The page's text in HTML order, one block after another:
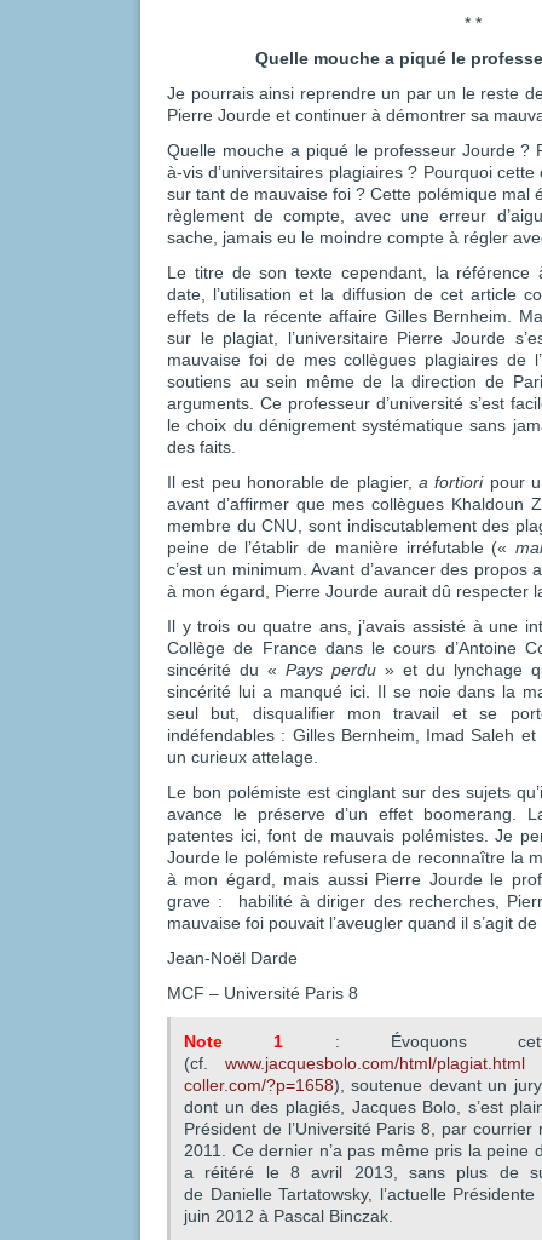
* *
Quelle mouche a piqué le
Je pourrais ainsi reprendre un par un le reste
Pierre Jourde et continuer à démontrer sa
Quelle mouche a piqué le professeur Jourde ?
à-vis d’universitaires plagiaires ? Pourquoi
sur tant de mauvaise foi ? Cette polémique mal
règlement de compte, avec une erreur
sache, jamais eu le moindre compte à régler
Le titre de son texte cependant, la référence
date, l’utilisation et la diffusion de cet article
effets de la récente affaire Gilles Bernheim.
sur le plagiat, l’universitaire Pierre Jourde
mauvaise foi de mes collègues plagiaires de
soutiens au sein même de la direction de
arguments. Ce professeur d’université s’est
le choix du dénigrement systématique sans
des faits.
Il est peu honorable de plagier, a fortioripour
avant d’affirmer que mes collègues Khaldoun
membre du CNU, sont indiscutablement des
peine de l’établir de manière irréfutable («
c’est un minimum. Avant d’avancer des propos
à mon égard, Pierre Jourde aurait dû respecter
Il y trois ou quatre ans, j’avais assisté à une
Collège de France dans le cours d’Antoine
sincérité du « Pays perdu » et du lynchage
sincérité lui a manqué ici. Il se noie dans la
seul but, disqualifier mon travail et se
indéfendables : Gilles Bernheim, Imad Saleh
un curieux attelage.
Le bon polémiste est cinglant sur des sujets
avance le préserve d’un effet boomerang.
patentes ici, font de mauvais polémistes. Je
Jourde le polémiste refusera de reconnaître la
à mon égard, mais aussi Pierre Jourde le
grave : habilité à diriger des recherches,
mauvaise foi pouvait l’aveugler quand il s’agit
Jean-Noël Darde
MCF – Université Paris 8
Note 1 : Évoquons
(cf. www.jacquesbolo.com/html/plagiat.html
coller.com/?p=1658), soutenue devant un
dont un des plagiés, Jacques Bolo, s’est
Président de l’Université Paris 8, par
2011. Ce dernier n’a pas même pris la peine
a réitéré le 8 avril 2013, sans plus de
de Danielle Tartatowsky, l’actuelle
juin 2012 à Pascal Binczak.